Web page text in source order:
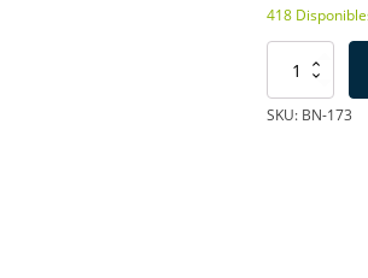
418
Conector
Macho
SKU: BN-173